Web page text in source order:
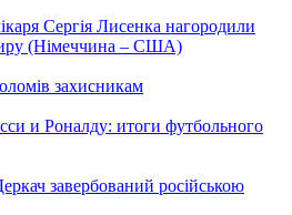
Сергія Лисенка нагородили
(Німеччина – США)
захисникам
и Роналду: итоги футбольного
завербований російською